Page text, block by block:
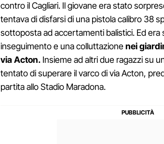
contro il Cagliari. Il giovane era stato
tentava di disfarsi di una pistola calibro 38
sottoposta ad accertamenti balistici. Ed
inseguimento e una colluttazionenei
via Acton. Insieme ad altri due ragazzi su
tentato di superare il varco di via Acton,
partita allo Stadio Maradona.